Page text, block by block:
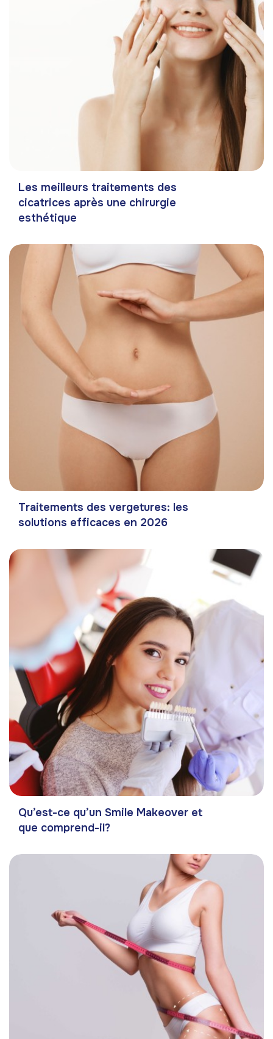
Les meilleurs traitements des
cicatrices après une chirurgie
esthétique
Traitements des vergetures: les
solutions efficaces en 2026
Qu’est-ce qu’un Smile Makeover et
que comprend-il?